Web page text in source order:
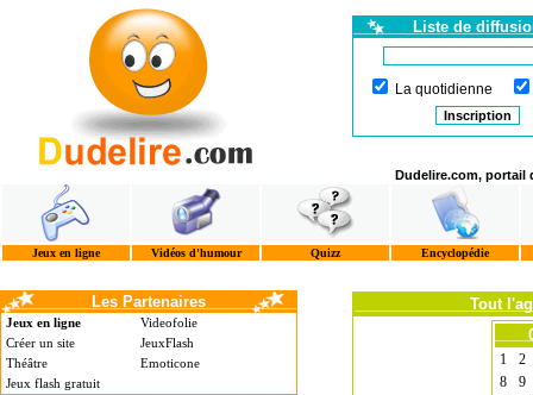
Liste de
La quotidienne
Dudelire.com, portail
Jeux en ligne Vidéos d'humour Quizz Encyclopédie
Les Partenaires
Jeux en ligne
Créer un site
Théâtre
Jeux flash gratuit
Videofolie
JeuxFlash
Emoticone
Tout
1
2
8
9